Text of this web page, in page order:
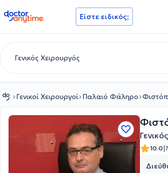
doctoranytime Είστε ειδικός;
Γενικοί Χειρουργοί Παλαιό Φάληρο
10.0|